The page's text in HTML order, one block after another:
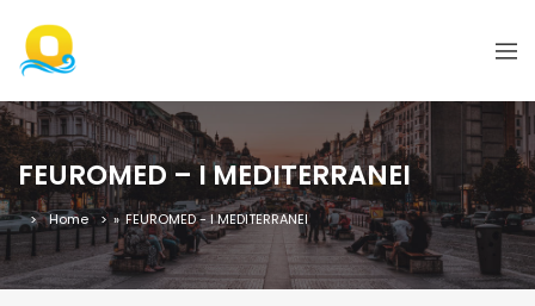
FEUROMED – I MEDITERRANEI
Home » FEUROMED - I MEDITERRANEI